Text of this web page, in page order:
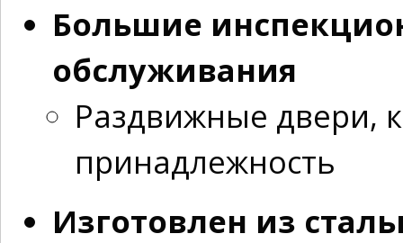
Большие
обслуживания
Раздвижные двери,
принадлежность
Изготовлен из